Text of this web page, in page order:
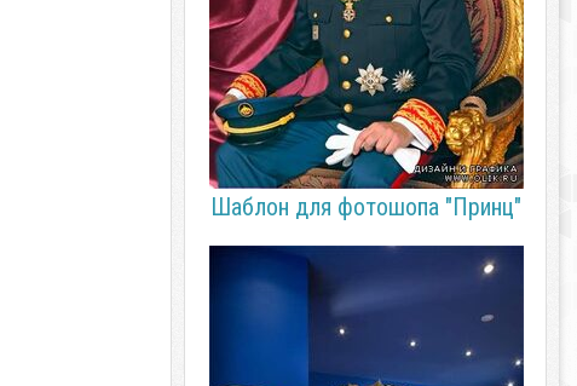
Шаблон для фотошопа "Принц"